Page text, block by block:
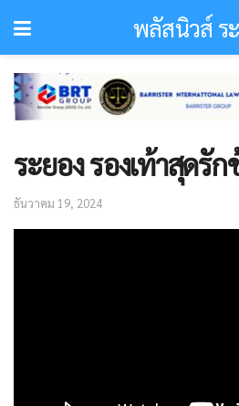
พลัสนิวส์ ร
ระยอง รองเท้าสุดรัก
ธันวาคม 19, 2024